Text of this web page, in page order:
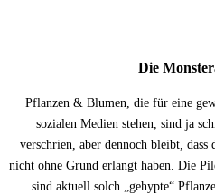
Die
Pflanzen & Blumen, die für eine
sozialen Medien stehen, sind ja
verschrien, aber dennoch bleibt, dass
nicht ohne Grund erlangt haben. Die
sind aktuell solch „gehypte“